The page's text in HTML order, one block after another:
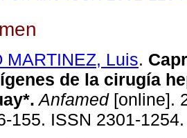
MARTINEZ, Luis.
de la cirugía
Anfamed[online].
155. ISSN 2301-1254.